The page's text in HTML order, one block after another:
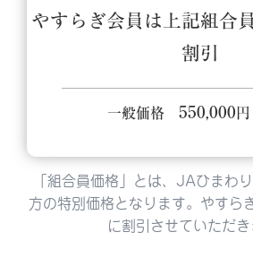
やすらぎ会員は上記組合
割引
一般価格 550,000 円
「組合員価格」とは、JAひまわ
方の特別価格となります。やすら
に割引させていただき